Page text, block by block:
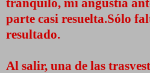
tranquilo, mi angustia
parte casi resuelta.Sólo
resultado.
Al salir, una de las